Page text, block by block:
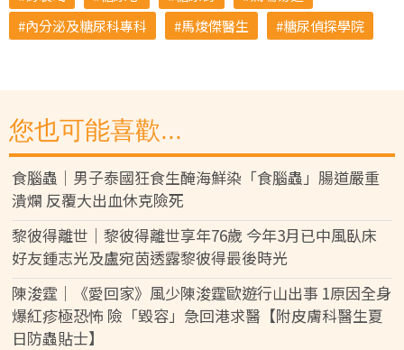
內分泌及糖尿科專科
馬焌傑醫生 糖尿偵探學院
您也可能喜歡...
食腦蟲｜男子泰國狂食生醃海鮮染「食腦蟲」腸道嚴重
潰爛 反覆大出血休克險死
黎彼得離世｜黎彼得離世享年76歲 今年3月已中風臥床
好友鍾志光及盧宛茵透露黎彼得最後時光
陳浚霆｜《愛回家》風少陳浚霆歐遊行山出事 1原因全身
爆紅疹極恐怖 險「毀容」急回港求醫【附皮膚科醫生夏
日防蟲貼士】